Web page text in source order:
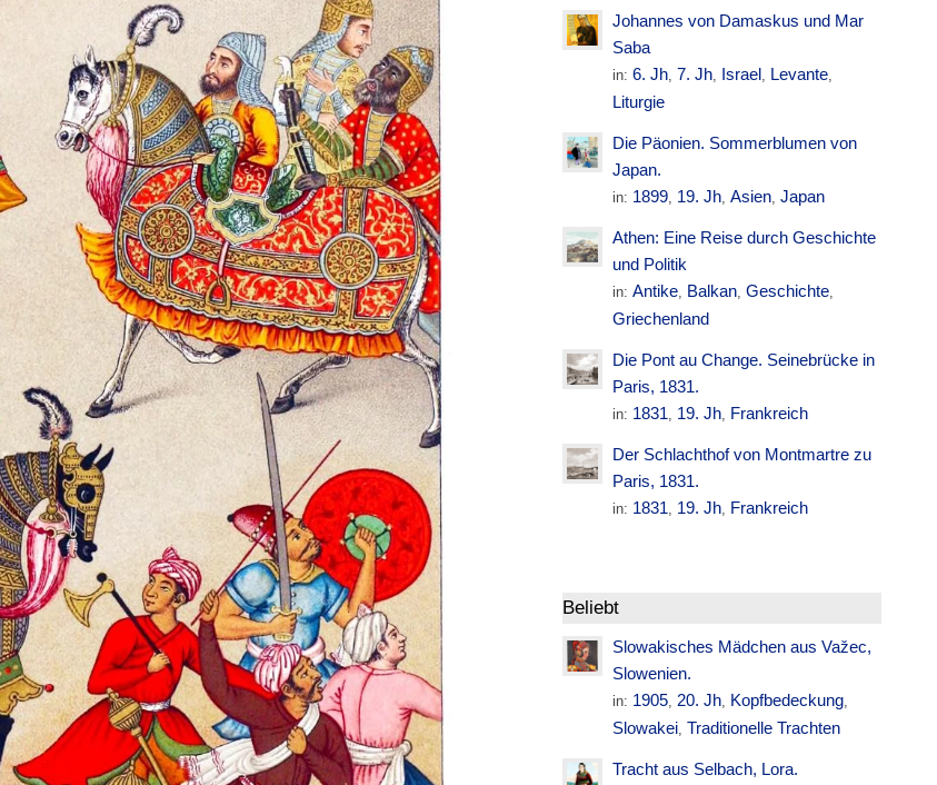
Johannes von Damaskus und Mar
Saba
in:6. Jh, 7. Jh, Israel, Levante,
Liturgie
Die Päonien. Sommerblumen von
Japan.
in: 1899, 19. Jh,Asien,Japan
Athen: Eine Reise durch Geschichte
und Politik
in:Antike, Balkan,Geschichte,
Griechenland
Die Pont au Change. Seinebrücke in
Paris, 1831.
in: 1831, 19. Jh, Frankreich
Der Schlachthof von Montmartre zu
Paris, 1831.
in: 1831, 19. Jh, Frankreich
Beliebt
Slowakisches Mädchen aus Važec,
Slowenien.
in: 1905,20. Jh, Kopfbedeckung,
Slowakei, Traditionelle Trachten
Tracht aus Selbach, Lora.